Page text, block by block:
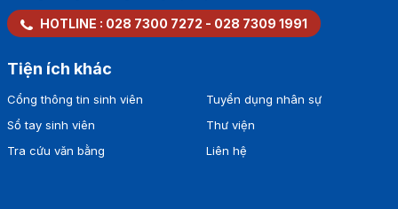
HOTLINE : 028 7300 7272 - 028 7309 1991
Tiện ích khác
Cổng thông tin sinh viên
Sổ tay sinh viên
Tra cứu văn bằng
Tuyển dụng nhân sự
Thư viện
Liên hệ